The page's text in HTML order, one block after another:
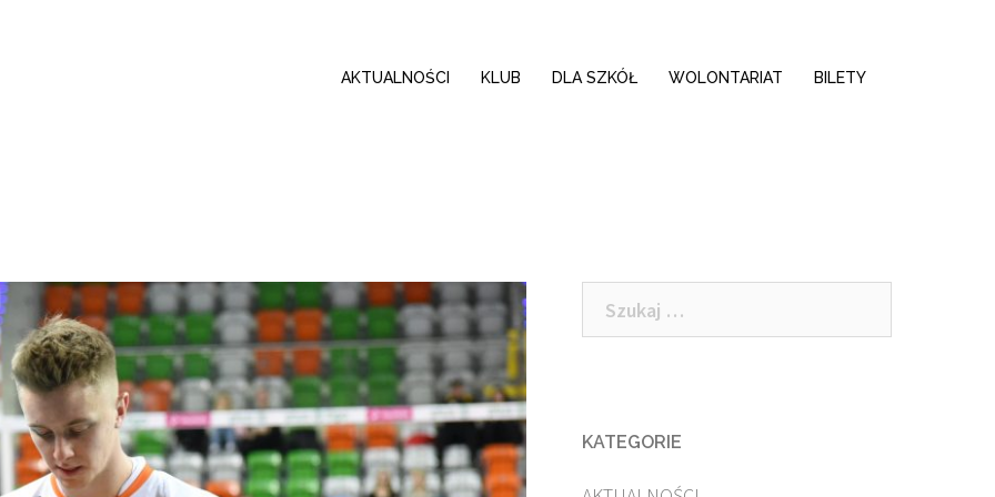
AKTUALNOŚCI KLUB DLA SZKÓŁ WOLONTARIAT BILETY
Szukaj:
KATEGORIE